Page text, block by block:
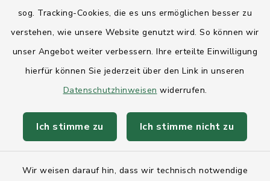
sog. Tracking-Cookies, die es uns ermöglichen besser zu
verstehen, wie unsere Website genutzt wird. So können wir
unser Angebot weiter verbessern. Ihre erteilte Einwilligung
hierfür können Sie jederzeit über den Link in unseren
Datenschutzhinweisen widerrufen.
Ich stimme zu Ich stimme nicht zu
Wir weisen darauf hin, dass wir technisch notwendige
Landesregierung Schleswig-Holstein
AktivRegion Mittelholstein